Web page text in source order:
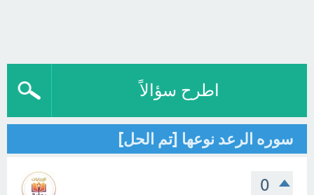
اطرح سؤالاً
سوره الرعد نوعها [تم الحل]
0